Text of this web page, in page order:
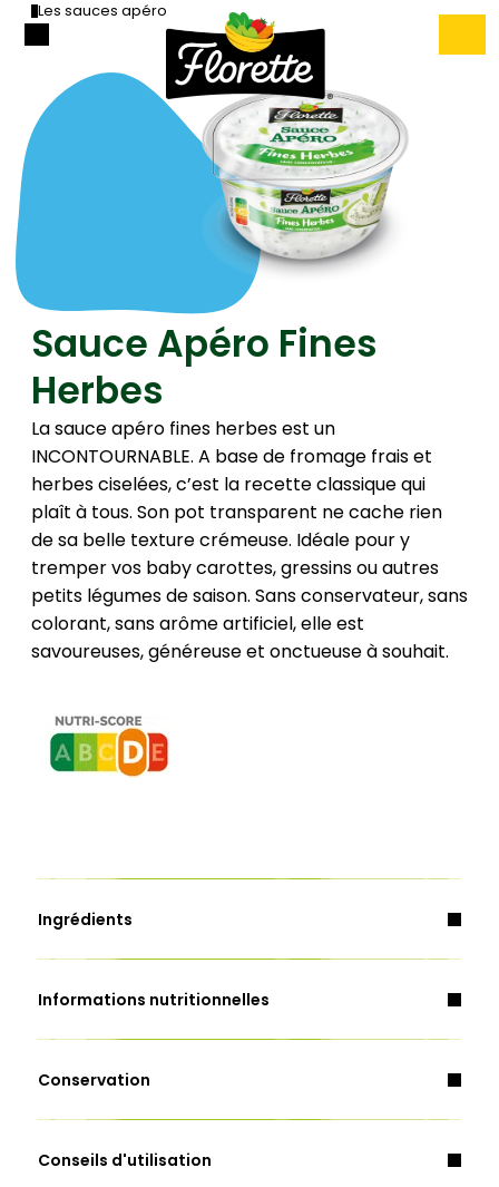
Les sauces apéro
Sauce Apéro Fines
Herbes
La sauce apéro fines herbes est un
INCONTOURNABLE. A base de fromage frais et
herbes ciselées, c’est la recette classique qui
plaît à tous. Son pot transparent ne cache rien
de sa belle texture crémeuse. Idéale pour y
tremper vos baby carottes, gressins ou autres
petits légumes de saison. Sans conservateur, sans
colorant, sans arôme artificiel, elle est
savoureuses, généreuse et onctueuse à souhait.
Ingrédients
Lait, œuf, moutarde
Informations nutritionnelles
Conservation
Conseils d'utilisation